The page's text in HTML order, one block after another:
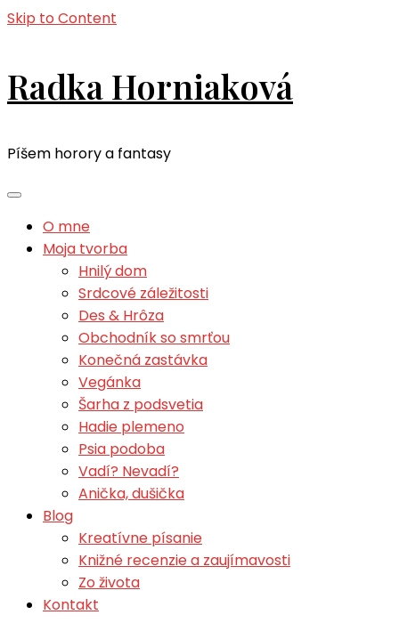
Skip to Content
Radka Horniaková
Píšem horory a fantasy
O mne
Moja tvorba
Hnilý dom
Srdcové záležitosti
Des & Hrôza
Obchodník so smrťou
Konečná zastávka
Vegánka
Šarha z podsvetia
Hadie plemeno
Psia podoba
Vadí? Nevadí?
Anička, dušička
Blog
Kreatívne písanie
Knižné recenzie a zaujímavosti
Zo života
Kontakt